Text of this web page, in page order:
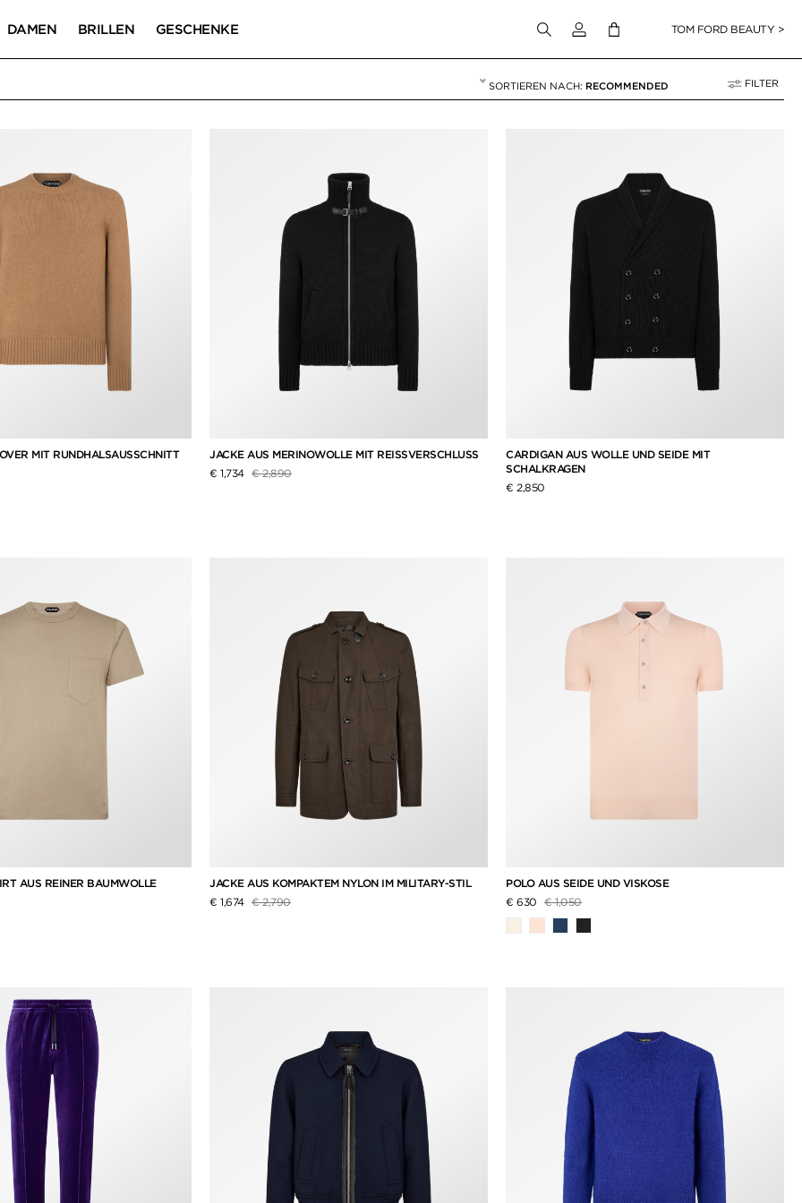
DAMEN BRILLEN GESCHENKE Melden Sie sich bei Ihrem Konto an
TOM FORD BEAUTY >
RECOMMENDED FILTER
MIT RUNDHALSAUSSCHNITT
von
JACKE AUS MERINOWOLLE MIT REISSVERSCHLUSS
€ 1,734 Preis reduziert von
€ 2,890auf
CARDIGAN AUS WOLLE UND SEIDE MIT
SCHALKRAGEN
€ 2,850
AUS REINER BAUMWOLLE
von
JACKE AUS KOMPAKTEM NYLON IM MILITARY-STIL
€ 1,674 Preis reduziert von
€ 2,790auf
POLO AUS SEIDE UND VISKOSE
€ 630 Preis reduziert von
€ 1,050auf